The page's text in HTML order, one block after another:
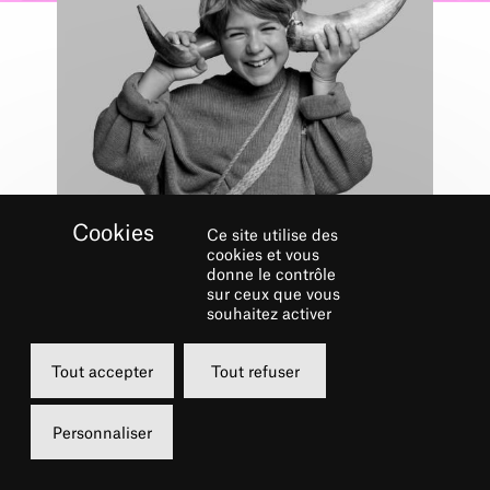
Public scolaire
LES DEUX
PÊCHEURS –
SCOLAIRE
22 JUIN 2026
Ce site utilise des
cookies et vous
donne le contrôle
sur ceux que vous
souhaitez activer
Tout accepter Tout refuser
Personnaliser